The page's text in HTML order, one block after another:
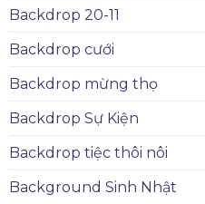
Backdrop 20-11
Backdrop cưới
Backdrop mừng thọ
Backdrop Sự Kiện
Backdrop tiệc thôi nôi
Background Sinh Nhật